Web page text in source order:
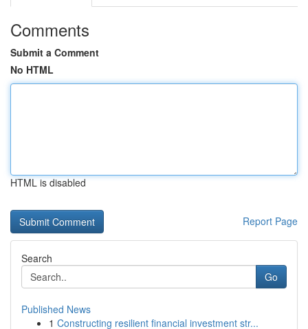
Comments
Submit a Comment
No HTML
HTML is disabled
Report Page
Search
Go
Published News
1 Constructing resilient financial investment str...